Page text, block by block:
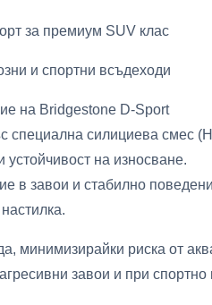
за премиум SUV клас
и спортни всъдеходи
на Bridgestone D-Sport
специална силициева смес
на износване.
в завои и стабилно
минимизирайки риска от
завои и при